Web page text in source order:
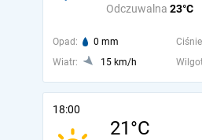
Odczuwalna 23°C
Opad: 0 mm
Wiatr:
15 km/h
18:00
21°C